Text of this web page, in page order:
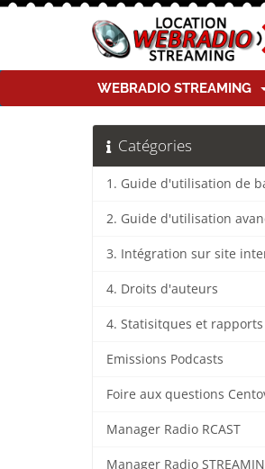
WEBRADIO STREAMING
Catégories
4. Droits d'auteurs
Emissions Podcasts
Manager Radio RCAST